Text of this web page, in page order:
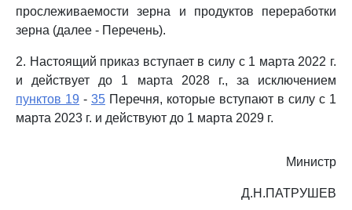
прослеживаемости зерна и продуктов переработки
зерна (далее - Перечень).
2. Настоящий приказ вступает в силу с 1 марта 2022 г.
и действует до 1 марта 2028 г., за исключением
пунктов 19 - 35 Перечня, которые вступают в силу с 1
марта 2023 г. и действуют до 1 марта 2029 г.
Министр
Д.Н.ПАТРУШЕВ